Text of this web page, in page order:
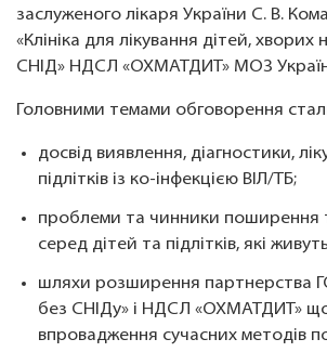
заслуженого лікаря України С. В.
«Клініка для лікування дітей, хворих
СНІД» НДСЛ «ОХМАТДИТ» МОЗ
Головними темами обговорення
досвід виявлення, діагностики,
підлітків із ко-інфекцією ВІЛ/ТБ;
проблеми та чинники поширення
серед дітей та підлітків, які
шляхи розширення партнерства
без СНІДу» і НДСЛ «ОХМАТДИТ»
впровадження сучасних методів